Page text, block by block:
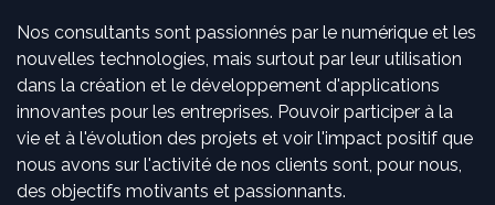
Nos consultants sont passionnés par le numérique et les
nouvelles technologies, mais surtout par leur utilisation
dans la création et le développement d'applications
innovantes pour les entreprises. Pouvoir participer à la
vie et à l'évolution des projets et voir l'impact positif que
nous avons sur l'activité de nos clients sont, pour nous,
des objectifs motivants et passionnants.